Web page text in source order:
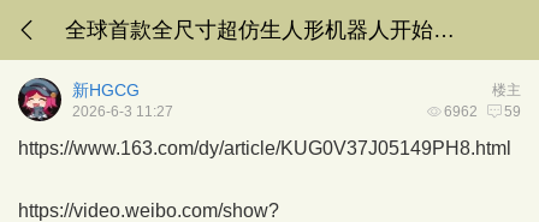
全球首款全尺寸超仿生人形机器人开始预售
楼主
新HGCG
6962 59
2026-6-3 11:27
https://www.163.com/dy/article/KUG0V37J05149PH8.html
https://video.weibo.com/show?